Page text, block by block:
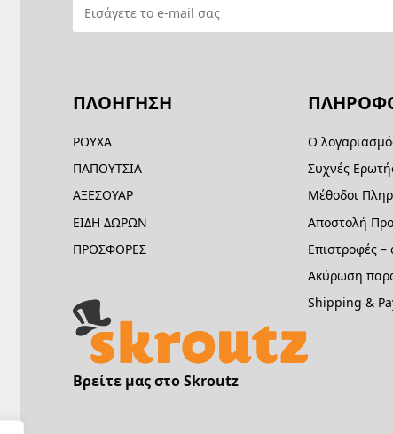
ΠΛΟΗΓΗΣΗ
ΡΟΥΧΑ
ΠΑΠΟΥΤΣΙΑ
ΑΞΕΣΟΥΑΡ
ΕΙΔΗ ΔΩΡΩΝ
ΠΡΟΣΦΟΡΕΣ
Βρείτε μας στο Skroutz
Ο
Συχνές
Μέθοδοι
Αποστολή
Επιστροφές –
Ακύρωση
Shipping &